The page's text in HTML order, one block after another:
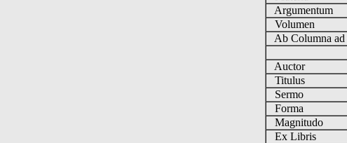
Argumentum
Volumen
Ab Columna ad
Auctor
Titulus
Sermo
Forma
Magnitudo
Ex Libris